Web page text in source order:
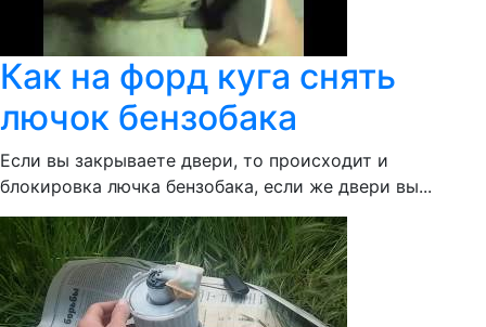
Как на форд куга снять
лючок бензобака
Если вы закрываете двери, то происходит и
блокировка лючка бензобака, если же двери вы...